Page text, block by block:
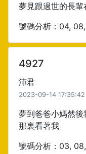
夢見跟過世的長
號碼分析：04,
4927
沛君
2023-09-14 17:35:42
夢到爸爸小媽然
那裏看著我
號碼分析：03,